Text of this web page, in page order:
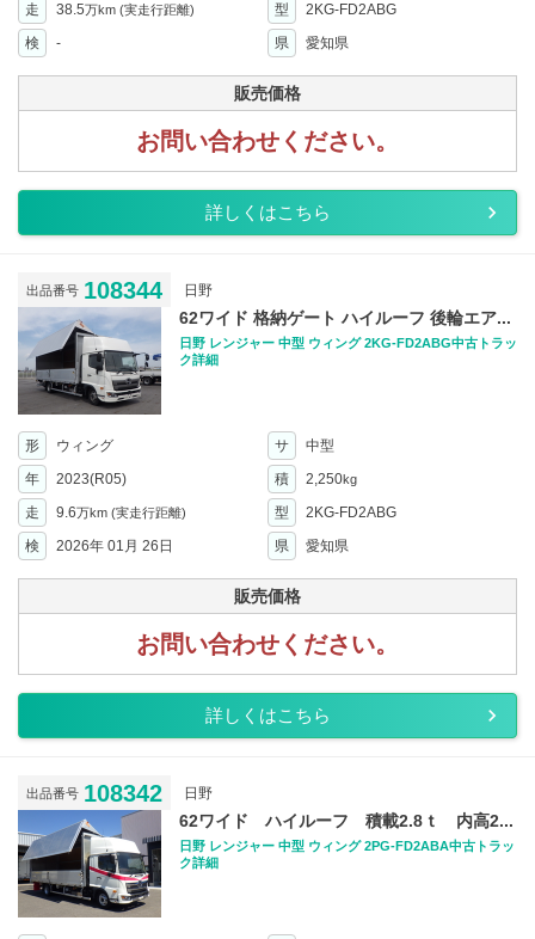
走 38.5万km (実走行距離) 型
2KG-FD2ABG
検
- 県 愛知県
販売価格
お問い合わせください。
詳しくはこちら
出品番号 108344 日野
62ワイド 格納ゲート ハイルーフ 後輪エア...
日野 レンジャー 中型 ウィング 2KG-FD2ABG中古トラッ
ク詳細
形 ウィング サ
中型
年
2023(R05) 積 2,250kg
走 9.6万km (実走行距離) 型
2KG-FD2ABG
検
2026年 01月 26日 県 愛知県
販売価格
お問い合わせください。
詳しくはこちら
出品番号 108342 日野
62ワイド ハイルーフ 積載2.8ｔ 内高2...
日野 レンジャー 中型 ウィング 2PG-FD2ABA中古トラッ
ク詳細